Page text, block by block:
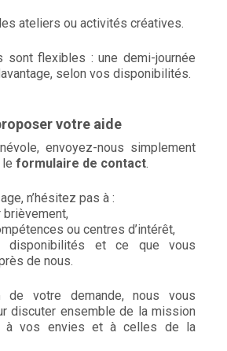
ateliers ou activités créatives.
sont flexibles : une demi-journée
selon vos disponibilités.
votre aide
envoyez-nous simplement
formulaire de contact.
n’hésitez pas à :
ou centres d’intérêt,
disponibilités et ce que vous
de nous.
de votre demande, nous vous
discuter ensemble de la mission
à vos envies et à celles de la